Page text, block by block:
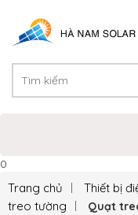
0
Trang chủ Thiết bị
treo tường
Quạt